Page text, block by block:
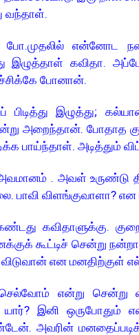
வந்தாள்.
என்னோட
இழுத்தாள் கவிதா.
போனான்.
பிடித்து இழுத்து;
அறைந்தான்.
பாய்ந்தாள். அடித்தும்
. அவள் உருண்டு
பாவி விளங்குவாளா?
கவிதாளுக்கு.
கூட்டிச் சென்று
என மனதிற்குள்
என்று சென்று
இனி ஒருபோதும்
அவரின்